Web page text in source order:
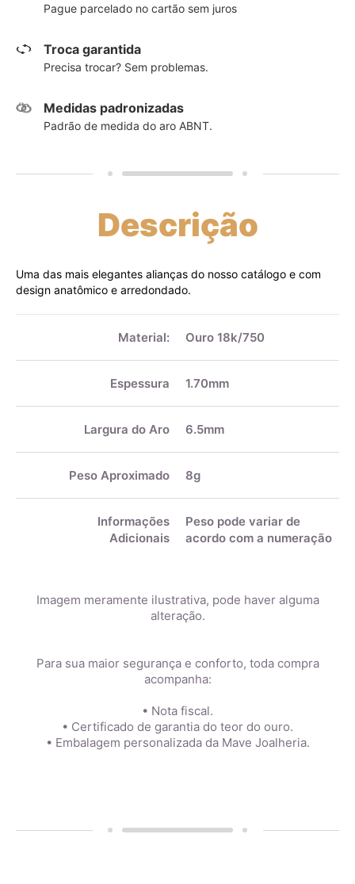
Pague parcelado no cartão sem juros
Troca garantida
Precisa trocar? Sem problemas.
Medidas padronizadas
Padrão de medida do aro ABNT.
Descrição
Uma das mais elegantes alianças do nosso catálogo e com
design anatômico e arredondado.
Material: Ouro 18k/750
Espessura 1.70mm
Largura do Aro 6.5mm
Peso Aproximado 8g
Informações
Adicionais
Peso pode variar de
acordo com a numeração
Imagem meramente ilustrativa, pode haver alguma
alteração.
Para sua maior segurança e conforto, toda compra
acompanha:
• Nota fiscal.
• Certificado de garantia do teor do ouro.
• Embalagem personalizada da Mave Joalheria.